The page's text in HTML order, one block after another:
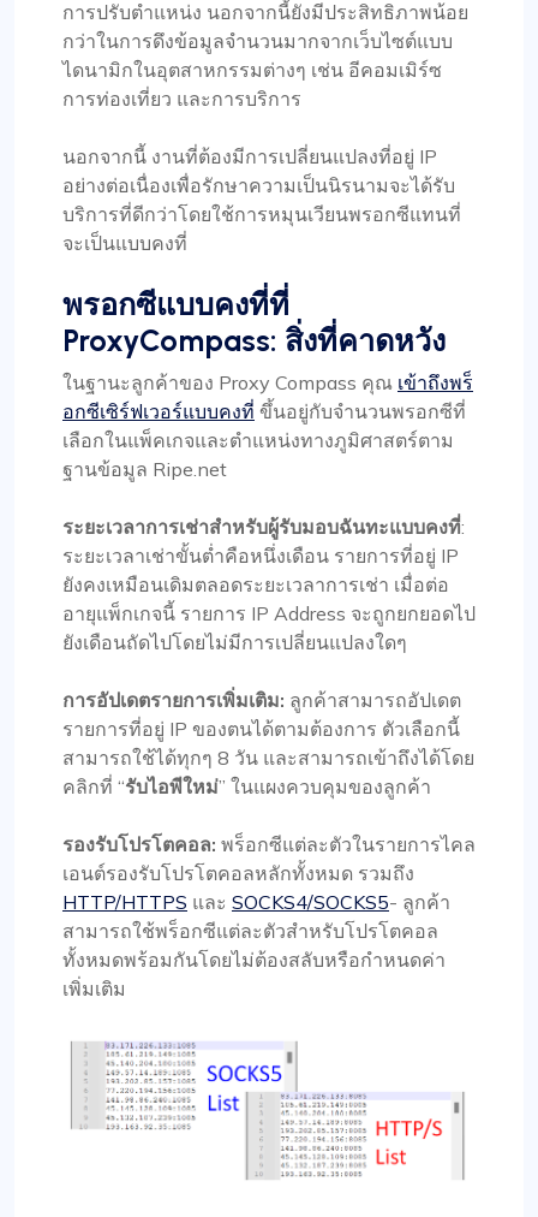
การปรับตำแหน่ง นอกจากนี้ยังมีประสิทธิภาพน้อย
กว่าในการดึงข้อมูลจำนวนมากจากเว็บไซต์แบบ
ไดนามิกในอุตสาหกรรมต่างๆ เช่น อีคอมเมิร์ซ
การท่องเที่ยว และการบริการ
นอกจากนี้ งานที่ต้องมีการเปลี่ยนแปลงที่อยู่ IP
อย่างต่อเนื่องเพื่อรักษาความเป็นนิรนามจะได้รับ
บริการที่ดีกว่าโดยใช้การหมุนเวียนพรอกซีแทนที่
จะเป็นแบบคงที่
พรอกซีแบบคงที่ที่
ProxyCompass: สิ่งที่คาดหวัง
ในฐานะลูกค้าของ Proxy Compass คุณ เข้าถึงพร็
อกซีเซิร์ฟเวอร์แบบคงที่ ขึ้นอยู่กับจำนวนพรอกซีที่
เลือกในแพ็คเกจและตำแหน่งทางภูมิศาสตร์ตาม
ฐานข้อมูล Ripe.net
ระยะเวลาการเช่าสำหรับผู้รับมอบฉันทะแบบคงที่:
ระยะเวลาเช่าขั้นต่ำคือหนึ่งเดือน รายการที่อยู่ IP
ยังคงเหมือนเดิมตลอดระยะเวลาการเช่า เมื่อต่อ
อายุแพ็กเกจนี้ รายการ IP Address จะถูกยกยอดไป
ยังเดือนถัดไปโดยไม่มีการเปลี่ยนแปลงใดๆ
การอัปเดตรายการเพิ่มเติม: ลูกค้าสามารถอัปเดต
รายการที่อยู่ IP ของตนได้ตามต้องการ ตัวเลือกนี้
สามารถใช้ได้ทุกๆ 8 วัน และสามารถเข้าถึงได้โดย
คลิกที่ “รับไอพีใหม่” ในแผงควบคุมของลูกค้า
รองรับโปรโตคอล: พร็อกซีแต่ละตัวในรายการไคล
เอนต์รองรับโปรโตคอลหลักทั้งหมด รวมถึง
HTTP/HTTPS และ SOCKS4/SOCKS5- ลูกค้า
สามารถใช้พร็อกซีแต่ละตัวสำหรับโปรโตคอล
ทั้งหมดพร้อมกันโดยไม่ต้องสลับหรือกำหนดค่า
เพิ่มเติม